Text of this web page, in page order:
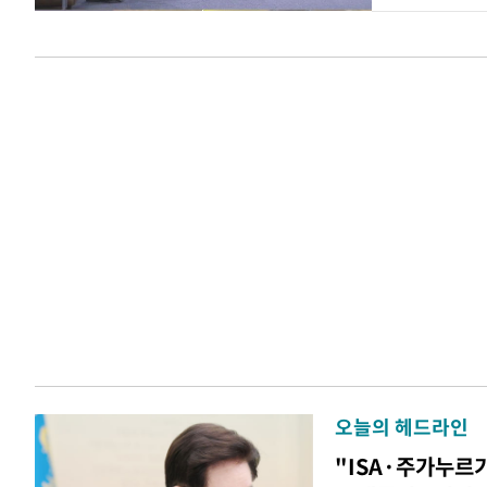
오늘의 헤드라인
"ISA·주가누르